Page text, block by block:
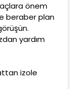
önem
beraber plan
yardım
izole